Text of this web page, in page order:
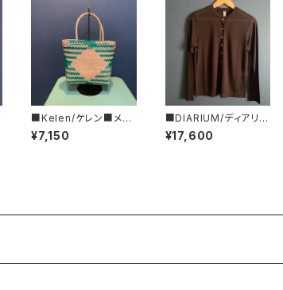
■Kelen/ケレン■メル
カドバッグ■KLM25SA
C1032
¥7,150
■DIARIUM/ディアリウ
ム■シアー・ストライプ・
カーディガン■初秋新
¥17,600